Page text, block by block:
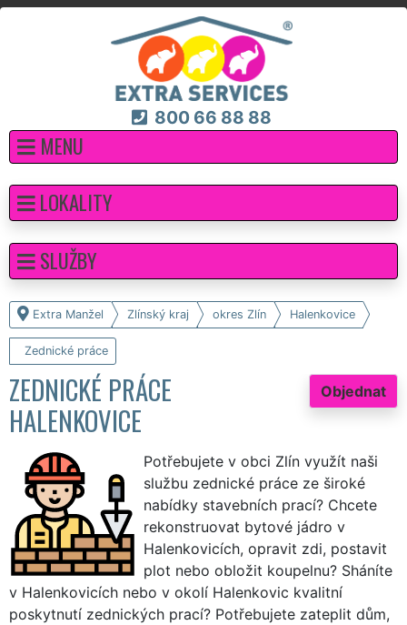
800 66 88 88
MENU
Extra Manžel Zlínský kraj okres Zlín Halenkovice
Zednické práce
Objednat
ZEDNICKÉ PRÁCE
HALENKOVICE
Potřebujete v obci Zlín využít naši
službu zednické práce ze široké
nabídky stavebních prací? Chcete
rekonstruovat bytové jádro v
Halenkovicích, opravit zdi, postavit
plot nebo obložit koupelnu? Sháníte
v Halenkovicích nebo v okolí Halenkovic kvalitní
poskytnutí zednických prací? Potřebujete zateplit dům,
LOKALITY
SLUŽBY